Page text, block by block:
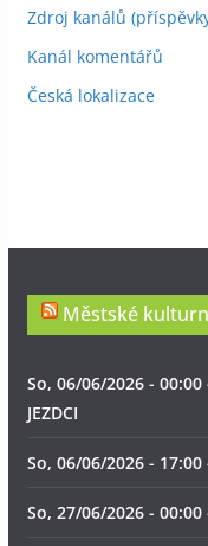
Zdroj kanálů
Kanál komentářů
Česká lokalizace
Městské
So, 06/06/2026 - 00:00
JEZDCI
So, 06/06/2026 - 17:00
So, 27/06/2026 -